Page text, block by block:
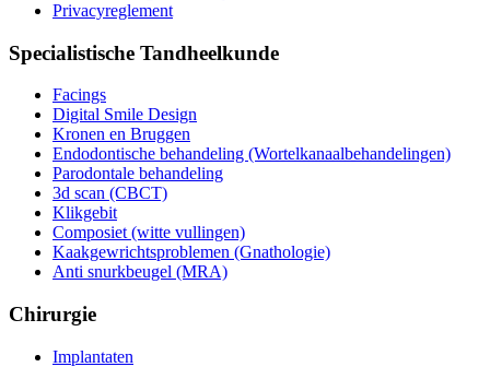
Privacyreglement
Specialistische Tandheelkunde
Facings
Digital Smile Design
Kronen en Bruggen
Endodontische behandeling (Wortelkanaalbehandelingen)
Parodontale behandeling
3d scan (CBCT)
Klikgebit
Composiet (witte vullingen)
Kaakgewrichtsproblemen (Gnathologie)
Anti snurkbeugel (MRA)
Chirurgie
Implantaten